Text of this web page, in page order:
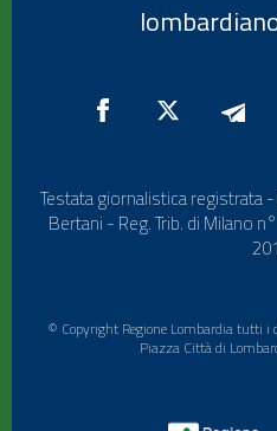
Testata giornalistica registrata
Bertani - Reg. Trib. di Milano
© Copyright Regione Lombardia tutti
Piazza Città di